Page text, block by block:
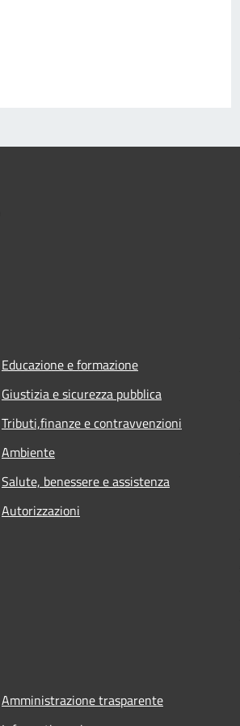
Educazione e formazione
Giustizia e sicurezza pubblica
Tributi,finanze e contravvenzioni
Ambiente
Salute, benessere e assistenza
Autorizzazioni
Amministrazione trasparente